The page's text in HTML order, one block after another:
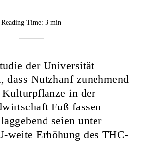
Reading Time: 3 min
der Universität
dass Nutzhanf zunehmend
Kulturpflanze in der
Fuß fassen
seien unter
weite Erhöhung des THC-